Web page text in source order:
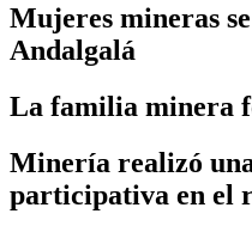
Mujeres mineras
Andalgalá
La familia minera
Minería realizó
participativa en el